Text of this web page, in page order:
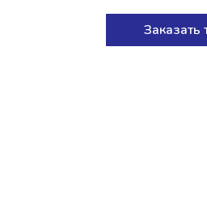
Заказать